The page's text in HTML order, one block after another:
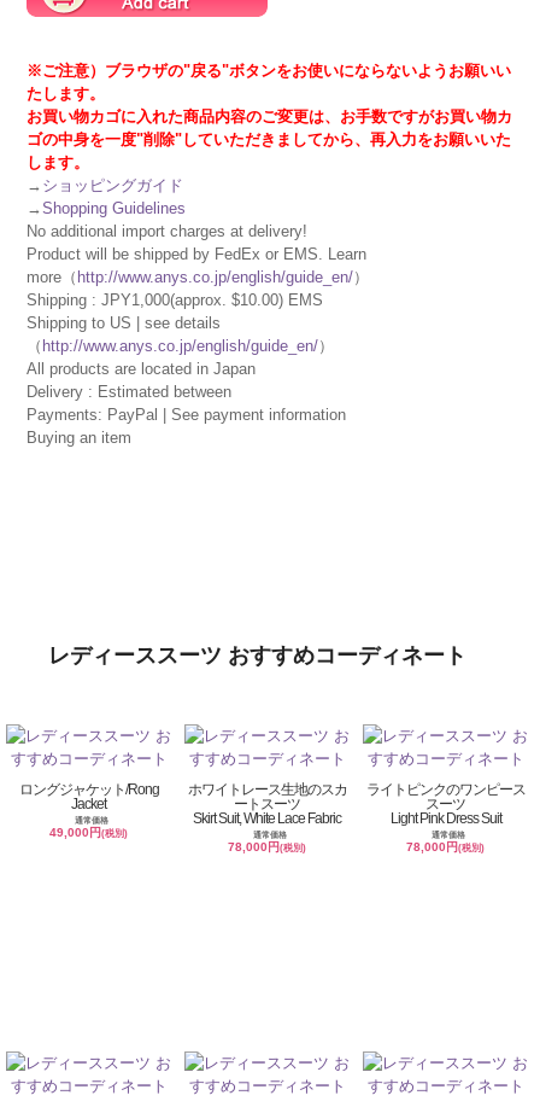
※ご注意）ブラウザの"戻る"ボタンをお使いにならないようお願いい
たします。
お買い物カゴに入れた商品内容のご変更は、お手数ですがお買い物カ
ゴの中身を一度"削除"していただきましてから、再入力をお願いいた
します。
→ ショッピングガイド
→Shopping Guidelines
No additional import charges at delivery!
Product will be shipped by FedEx or EMS. Learn
more（ http://www.anys.co.jp/english/guide_en/）
Shipping : JPY1,000(approx. $10.00) EMS
Shipping to US | see details
（ http://www.anys.co.jp/english/guide_en/）
All products are located in Japan
Delivery : Estimated between
Payments: PayPal | See payment information
Buying an item
レディーススーツ おすすめコーディネート
ロングジャケット/Rong
Jacket
通常価格
49,000円(税別)
ホワイトレース生地のスカ
ートスーツ
Skirt Suit, White Lace Fabric
通常価格
78,000円(税別)
ライトピンクのワンピース
スーツ
Light Pink Dress Suit
通常価格
78,000円(税別)